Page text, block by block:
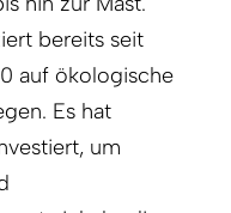
bereits seit
auf ökologische
Es hat
um